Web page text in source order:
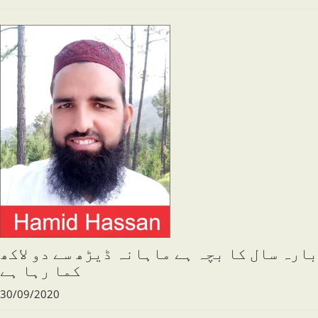
بارہ سال کا بچہ ہے ماہانہ ڈیڑھ سے دو لاکھ
کما رہا ہے
30/09/2020